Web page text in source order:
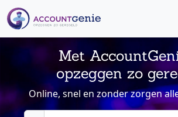
Met
opzeggen zo
Online, snel en zonder zorgen